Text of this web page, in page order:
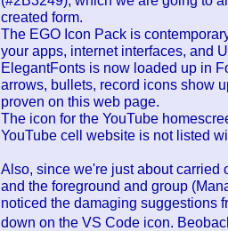
created form.
The EGO Icon Pack is
your apps, internet interfaces, and
ElegantFonts is now loaded up in
arrows, bullets, record icons show
proven on this web page.
The icon for the YouTube
YouTube cell website is not listed
Also, since we're just about carried
and the foreground and group
noticed the damaging suggestions
down on the VS Code icon.